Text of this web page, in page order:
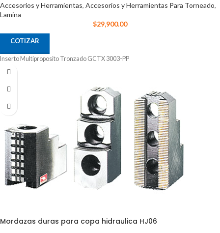
Accesorios y Herramientas, Accesorios y Herramientas Para Torneado,
Lamina
$29,900.00
COTIZAR
Inserto Multiproposito Tronzado GCTX 3003-PP
Mordazas duras para copa hidraulica HJ06